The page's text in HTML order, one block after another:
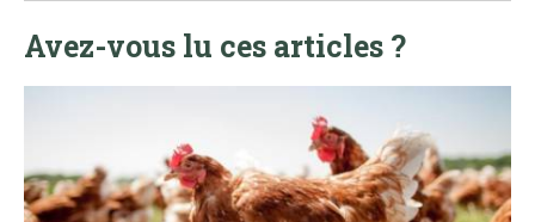
Avez-vous lu ces articles ?